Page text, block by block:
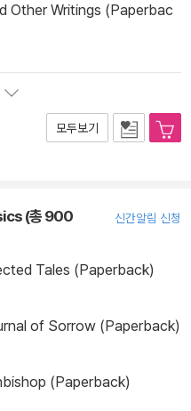
Other Writings (Paperbac
모두보기
(총 900
신간알림 신청
Tales (Paperback)
of Sorrow (Paperback)
(Paperback)